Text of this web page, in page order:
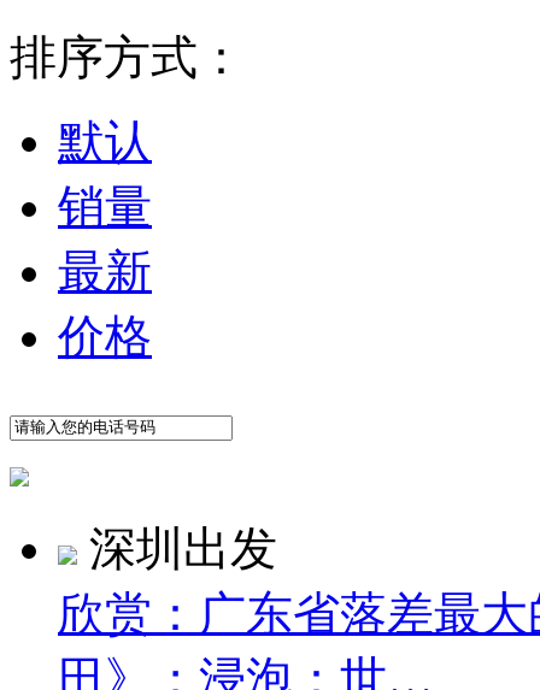
排序方式：
默认
销量
最新
价格
深圳出发
欣赏：广东省落差最
田》；浸泡：世…